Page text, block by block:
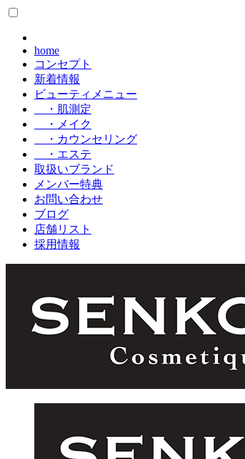
home
コンセプト
新着情報
ビューティメニュー
・肌測定
・メイク
・カウンセリング
・エステ
取扱いブランド
メンバー特典
お問い合わせ
ブログ
店舗リスト
採用情報